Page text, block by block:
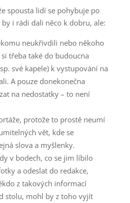
spousta lidí se pohybuje po
i rádi dali něco k dobru, ale:
neukřivdili nebo někoho
třeba také do budoucna
své kapele) k vystupování na
A pouze donekonečna
na nedostatky – to není
protože to prostě neumí
vět, kde se
slova a myšlenky.
v bodech, co se jim líbilo
a odeslat do redakce,
z takových informací
stolu, mohl by z toho vyjít